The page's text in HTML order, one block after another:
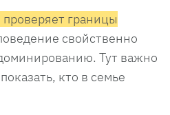
границы
свойственно
Тут важно
кто в семье